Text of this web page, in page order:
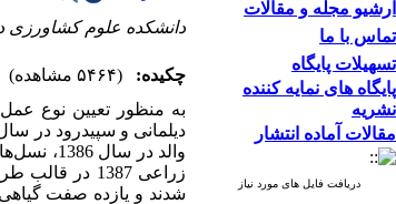
آرشیو مجله و مقالات
تماس با ما
تسهیلات پایگاه
پایگاه های نمایه کننده
نشریه
مقالات آماده انتشار
دریافت فایل های مورد نیاز
دانشکده علوم کشاورزی
چکیده:
(۵۴۶۴ مشاهده)
به منظور تعیین نوع
زراعی 1387
شدند و یازده صفت گیاهی